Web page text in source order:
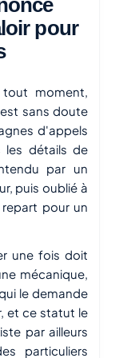
pour
moment,
sans doute
d'appels
les détails de
par un
puis oublié à
pour un
une fois doit
mécanique,
le demande
et ce statut le
par ailleurs
particuliers